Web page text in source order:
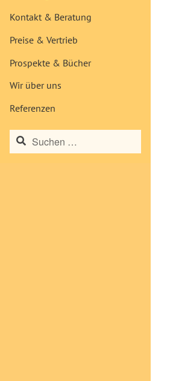
Kontakt & Beratung
Preise & Vertrieb
Prospekte & Bücher
Wir über uns
Referenzen
Suchen
nach: